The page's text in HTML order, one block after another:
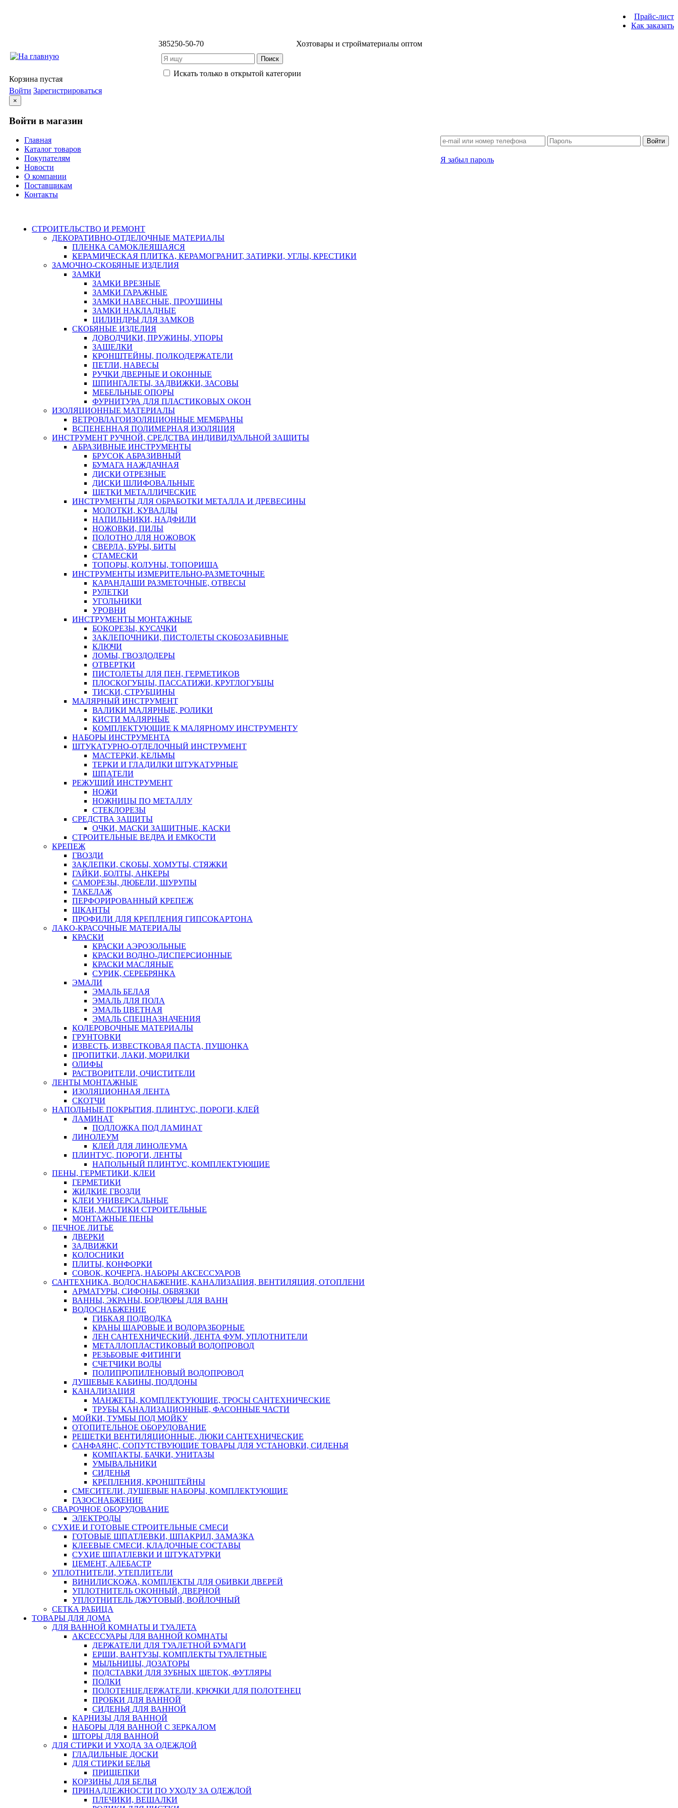
Прайс-лист
Как заказать
385250-50-70 Хозтовары и стройматериалы оптом
Искать только в открытой категории
Корзина пустая
Войти Зарегистрироваться
×
Войти в магазин
Войти
Я забыл пароль
Главная
Каталог товаров
Покупателям
Новости
О компании
Поставщикам
Контакты
СТРОИТЕЛЬСТВО И РЕМОНТ
ДЕКОРАТИВНО-ОТДЕЛОЧНЫЕ МАТЕРИАЛЫ
ПЛЕНКА САМОКЛЕЯЩАЯСЯ
КЕРАМИЧЕСКАЯ ПЛИТКА, КЕРАМОГРАНИТ, ЗАТИРКИ, УГЛЫ, КРЕСТИКИ
ЗАМОЧНО-СКОБЯНЫЕ ИЗДЕЛИЯ
ЗАМКИ
ЗАМКИ ВРЕЗНЫЕ
ЗАМКИ ГАРАЖНЫЕ
ЗАМКИ НАВЕСНЫЕ, ПРОУШИНЫ
ЗАМКИ НАКЛАДНЫЕ
ЦИЛИНДРЫ ДЛЯ ЗАМКОВ
СКОБЯНЫЕ ИЗДЕЛИЯ
ДОВОДЧИКИ, ПРУЖИНЫ, УПОРЫ
ЗАЩЕЛКИ
КРОНШТЕЙНЫ, ПОЛКОДЕРЖАТЕЛИ
ПЕТЛИ, НАВЕСЫ
РУЧКИ ДВЕРНЫЕ И ОКОННЫЕ
ШПИНГАЛЕТЫ, ЗАДВИЖКИ, ЗАСОВЫ
МЕБЕЛЬНЫЕ ОПОРЫ
ФУРНИТУРА ДЛЯ ПЛАСТИКОВЫХ ОКОН
ИЗОЛЯЦИОННЫЕ МАТЕРИАЛЫ
ВЕТРОВЛАГОИЗОЛЯЦИОННЫЕ МЕМБРАНЫ
ВСПЕНЕННАЯ ПОЛИМЕРНАЯ ИЗОЛЯЦИЯ
ИНСТРУМЕНТ РУЧНОЙ, СРЕДСТВА ИНДИВИДУАЛЬНОЙ ЗАЩИТЫ
АБРАЗИВНЫЕ ИНСТРУМЕНТЫ
БРУСОК АБРАЗИВНЫЙ
БУМАГА НАЖДАЧНАЯ
ДИСКИ ОТРЕЗНЫЕ
ДИСКИ ШЛИФОВАЛЬНЫЕ
ЩЕТКИ МЕТАЛЛИЧЕСКИЕ
ИНСТРУМЕНТЫ ДЛЯ ОБРАБОТКИ МЕТАЛЛА И ДРЕВЕСИНЫ
МОЛОТКИ, КУВАЛДЫ
НАПИЛЬНИКИ, НАДФИЛИ
НОЖОВКИ, ПИЛЫ
ПОЛОТНО ДЛЯ НОЖОВОК
СВЕРЛА, БУРЫ, БИТЫ
СТАМЕСКИ
ТОПОРЫ, КОЛУНЫ, ТОПОРИЩА
ИНСТРУМЕНТЫ ИЗМЕРИТЕЛЬНО-РАЗМЕТОЧНЫЕ
КАРАНДАШИ РАЗМЕТОЧНЫЕ, ОТВЕСЫ
РУЛЕТКИ
УГОЛЬНИКИ
УРОВНИ
ИНСТРУМЕНТЫ МОНТАЖНЫЕ
БОКОРЕЗЫ, КУСАЧКИ
ЗАКЛЕПОЧНИКИ, ПИСТОЛЕТЫ СКОБОЗАБИВНЫЕ
КЛЮЧИ
ЛОМЫ, ГВОЗДОДЕРЫ
ОТВЕРТКИ
ПИСТОЛЕТЫ ДЛЯ ПЕН, ГЕРМЕТИКОВ
ПЛОСКОГУБЦЫ, ПАССАТИЖИ, КРУГЛОГУБЦЫ
ТИСКИ, СТРУБЦИНЫ
МАЛЯРНЫЙ ИНСТРУМЕНТ
ВАЛИКИ МАЛЯРНЫЕ, РОЛИКИ
КИСТИ МАЛЯРНЫЕ
КОМПЛЕКТУЮЩИЕ К МАЛЯРНОМУ ИНСТРУМЕНТУ
НАБОРЫ ИНСТРУМЕНТА
ШТУКАТУРНО-ОТДЕЛОЧНЫЙ ИНСТРУМЕНТ
МАСТЕРКИ, КЕЛЬМЫ
ТЕРКИ И ГЛАДИЛКИ ШТУКАТУРНЫЕ
ШПАТЕЛИ
РЕЖУЩИЙ ИНСТРУМЕНТ
НОЖИ
НОЖНИЦЫ ПО МЕТАЛЛУ
СТЕКЛОРЕЗЫ
СРЕДСТВА ЗАЩИТЫ
ОЧКИ, МАСКИ ЗАЩИТНЫЕ, КАСКИ
СТРОИТЕЛЬНЫЕ ВЕДРА И ЕМКОСТИ
КРЕПЕЖ
ГВОЗДИ
ЗАКЛЕПКИ, СКОБЫ, ХОМУТЫ, СТЯЖКИ
ГАЙКИ, БОЛТЫ, АНКЕРЫ
САМОРЕЗЫ, ДЮБЕЛИ, ШУРУПЫ
ТАКЕЛАЖ
ПЕРФОРИРОВАННЫЙ КРЕПЕЖ
ШКАНТЫ
ПРОФИЛИ ДЛЯ КРЕПЛЕНИЯ ГИПСОКАРТОНА
ЛАКО-КРАСОЧНЫЕ МАТЕРИАЛЫ
КРАСКИ
КРАСКИ АЭРОЗОЛЬНЫЕ
КРАСКИ ВОДНО-ДИСПЕРСИОННЫЕ
КРАСКИ МАСЛЯНЫЕ
СУРИК, СЕРЕБРЯНКА
ЭМАЛИ
ЭМАЛЬ БЕЛАЯ
ЭМАЛЬ ДЛЯ ПОЛА
ЭМАЛЬ ЦВЕТНАЯ
ЭМАЛЬ СПЕЦНАЗНАЧЕНИЯ
КОЛЕРОВОЧНЫЕ МАТЕРИАЛЫ
ГРУНТОВКИ
ИЗВЕСТЬ, ИЗВЕСТКОВАЯ ПАСТА, ПУШОНКА
ПРОПИТКИ, ЛАКИ, МОРИЛКИ
ОЛИФЫ
РАСТВОРИТЕЛИ, ОЧИСТИТЕЛИ
ЛЕНТЫ МОНТАЖНЫЕ
ИЗОЛЯЦИОННАЯ ЛЕНТА
СКОТЧИ
НАПОЛЬНЫЕ ПОКРЫТИЯ, ПЛИНТУС, ПОРОГИ, КЛЕЙ
ЛАМИНАТ
ПОДЛОЖКА ПОД ЛАМИНАТ
ЛИНОЛЕУМ
КЛЕЙ ДЛЯ ЛИНОЛЕУМА
ПЛИНТУС, ПОРОГИ, ЛЕНТЫ
НАПОЛЬНЫЙ ПЛИНТУС, КОМПЛЕКТУЮЩИЕ
ПЕНЫ, ГЕРМЕТИКИ, КЛЕИ
ГЕРМЕТИКИ
ЖИДКИЕ ГВОЗДИ
КЛЕИ УНИВЕРСАЛЬНЫЕ
КЛЕИ, МАСТИКИ СТРОИТЕЛЬНЫЕ
МОНТАЖНЫЕ ПЕНЫ
ПЕЧНОЕ ЛИТЬЕ
ДВЕРКИ
ЗАДВИЖКИ
КОЛОСНИКИ
ПЛИТЫ, КОНФОРКИ
СОВОК, КОЧЕРГА, НАБОРЫ АКСЕССУАРОВ
САНТЕХНИКА, ВОДОСНАБЖЕНИЕ, КАНАЛИЗАЦИЯ, ВЕНТИЛЯЦИЯ, ОТОПЛЕНИ
АРМАТУРЫ, СИФОНЫ, ОБВЯЗКИ
ВАННЫ, ЭКРАНЫ, БОРДЮРЫ ДЛЯ ВАНН
ВОДОСНАБЖЕНИЕ
ГИБКАЯ ПОДВОДКА
КРАНЫ ШАРОВЫЕ И ВОДОРАЗБОРНЫЕ
ЛЕН САНТЕХНИЧЕСКИЙ, ЛЕНТА ФУМ, УПЛОТНИТЕЛИ
МЕТАЛЛОПЛАСТИКОВЫЙ ВОДОПРОВОД
РЕЗЬБОВЫЕ ФИТИНГИ
СЧЕТЧИКИ ВОДЫ
ПОЛИПРОПИЛЕНОВЫЙ ВОДОПРОВОД
ДУШЕВЫЕ КАБИНЫ, ПОДДОНЫ
КАНАЛИЗАЦИЯ
МАНЖЕТЫ, КОМПЛЕКТУЮЩИЕ, ТРОСЫ САНТЕХНИЧЕСКИЕ
ТРУБЫ КАНАЛИЗАЦИОННЫЕ, ФАСОННЫЕ ЧАСТИ
МОЙКИ, ТУМБЫ ПОД МОЙКУ
ОТОПИТЕЛЬНОЕ ОБОРУДОВАНИЕ
РЕШЕТКИ ВЕНТИЛЯЦИОННЫЕ, ЛЮКИ САНТЕХНИЧЕСКИЕ
САНФАЯНС, СОПУТСТВУЮЩИЕ ТОВАРЫ ДЛЯ УСТАНОВКИ, СИДЕНЬЯ
КОМПАКТЫ, БАЧКИ, УНИТАЗЫ
УМЫВАЛЬНИКИ
СИДЕНЬЯ
КРЕПЛЕНИЯ, КРОНШТЕЙНЫ
СМЕСИТЕЛИ, ДУШЕВЫЕ НАБОРЫ, КОМПЛЕКТУЮЩИЕ
ГАЗОСНАБЖЕНИЕ
СВАРОЧНОЕ ОБОРУДОВАНИЕ
ЭЛЕКТРОДЫ
СУХИЕ И ГОТОВЫЕ СТРОИТЕЛЬНЫЕ СМЕСИ
ГОТОВЫЕ ШПАТЛЕВКИ, ШПАКРИЛ, ЗАМАЗКА
КЛЕЕВЫЕ СМЕСИ, КЛАДОЧНЫЕ СОСТАВЫ
СУХИЕ ШПАТЛЕВКИ И ШТУКАТУРКИ
ЦЕМЕНТ, АЛЕБАСТР
УПЛОТНИТЕЛИ, УТЕПЛИТЕЛИ
ВИНИЛИСКОЖА, КОМПЛЕКТЫ ДЛЯ ОБИВКИ ДВЕРЕЙ
УПЛОТНИТЕЛЬ ОКОННЫЙ, ДВЕРНОЙ
УПЛОТНИТЕЛЬ ДЖУТОВЫЙ, ВОЙЛОЧНЫЙ
СЕТКА РАБИЦА
ТОВАРЫ ДЛЯ ДОМА
ДЛЯ ВАННОЙ КОМНАТЫ И ТУАЛЕТА
АКСЕССУАРЫ ДЛЯ ВАННОЙ КОМНАТЫ
ДЕРЖАТЕЛИ ДЛЯ ТУАЛЕТНОЙ БУМАГИ
ЕРШИ, ВАНТУЗЫ, КОМПЛЕКТЫ ТУАЛЕТНЫЕ
МЫЛЬНИЦЫ, ДОЗАТОРЫ
ПОДСТАВКИ ДЛЯ ЗУБНЫХ ЩЕТОК, ФУТЛЯРЫ
ПОЛКИ
ПОЛОТЕНЦЕДЕРЖАТЕЛИ, КРЮЧКИ ДЛЯ ПОЛОТЕНЕЦ
ПРОБКИ ДЛЯ ВАННОЙ
СИДЕНЬЯ ДЛЯ ВАННОЙ
КАРНИЗЫ ДЛЯ ВАННОЙ
НАБОРЫ ДЛЯ ВАННОЙ С ЗЕРКАЛОМ
ШТОРЫ ДЛЯ ВАННОЙ
ДЛЯ СТИРКИ И УХОДА ЗА ОДЕЖДОЙ
ГЛАДИЛЬНЫЕ ДОСКИ
ДЛЯ СТИРКИ БЕЛЬЯ
ПРИЩЕПКИ
КОРЗИНЫ ДЛЯ БЕЛЬЯ
ПРИНАДЛЕЖНОСТИ ПО УХОДУ ЗА ОДЕЖДОЙ
ПЛЕЧИКИ, ВЕШАЛКИ